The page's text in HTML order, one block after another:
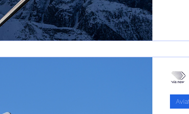
Opération militaire au Vénézuela